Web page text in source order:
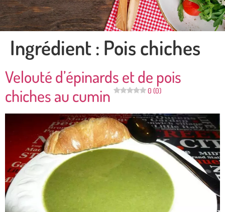
Ingrédient : Pois chiches
Velouté d’épinards et de pois
chiches au cumin
0 (0)